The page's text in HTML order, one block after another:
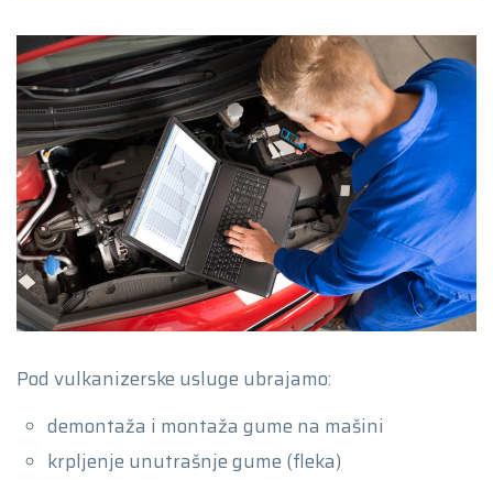
Pod vulkanizerske usluge ubrajamo:
demontaža i montaža gume na mašini
krpljenje unutrašnje gume (fleka)